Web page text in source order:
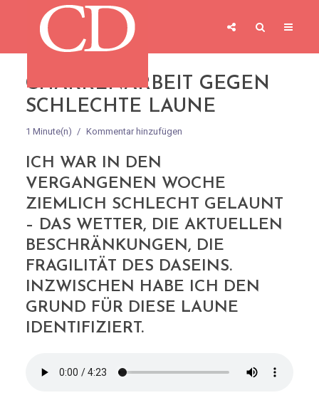
CHAKRENARBEIT GEGEN
SCHLECHTE LAUNE
1 Minute(n) Kommentar hinzufügen
ICH WAR IN DEN
VERGANGENEN WOCHE
ZIEMLICH SCHLECHT GELAUNT
– DAS WETTER, DIE AKTUELLEN
BESCHRÄNKUNGEN, DIE
FRAGILITÄT DES DASEINS.
INZWISCHEN HABE ICH DEN
GRUND FÜR DIESE LAUNE
IDENTIFIZIERT.